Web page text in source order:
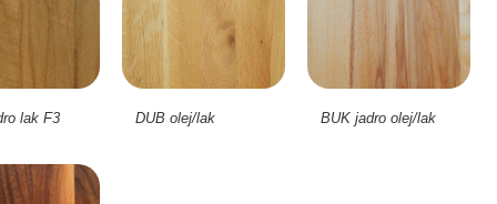
lak F3 DUB olej/lak BUK jadro olej/lak